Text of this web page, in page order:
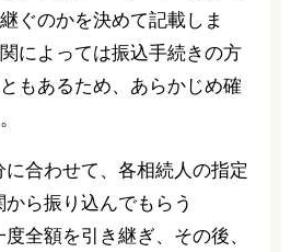
ぐのかを決めて記載しま
によっては振込手続きの方
もあるため、あらかじめ確
合わせて、各相続人の指定
ら振り込んでもらう
全額を引き継ぎ、その後、